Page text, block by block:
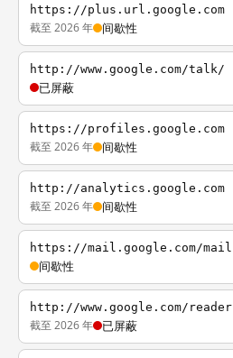
https://plus.url.google.com
截至 2026 年 间歇性
http://www.google.com/talk/
已屏蔽
https://profiles.google.com
截至 2026 年 间歇性
http://analytics.google.com
截至 2026 年 间歇性
https://mail.google.com/mail
间歇性
http://www.google.com/reader
截至 2026 年 已屏蔽